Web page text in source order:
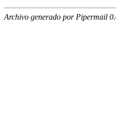
Archivo generado por Pipermail